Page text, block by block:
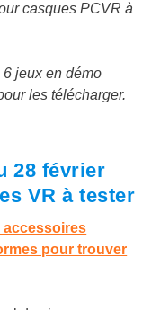
casques PCVR à
jeux en démo
les télécharger.
28 février
VR à tester
accessoires
pour trouver